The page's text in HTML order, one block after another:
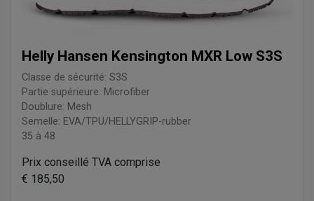
Helly Hansen Kensington MXR Low S3S
Classe de sécurité: S3S
Partie supérieure: Microfiber
Doublure: Mesh
Semelle: EVA/TPU/HELLYGRIP-rubber
35 à 48
Prix conseillé TVA comprise
€ 185,50